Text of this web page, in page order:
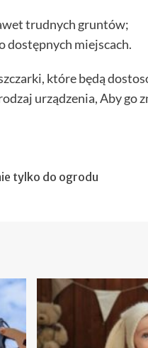
trudnych gruntów;
dostępnych miejscach.
które będą
urządzenia, Aby go
tylko do ogrodu